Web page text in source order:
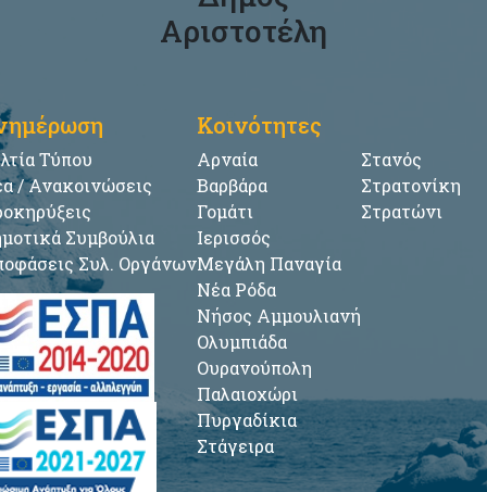
Αριστοτέλη
Τύπου
/ Ανακοινώσεις
Συμβούλια
Συλ. Οργάνων
Κοινότητες
Αρναία
Βαρβάρα
Γομάτι
Ιερισσός
Μεγάλη Παναγία
Νέα Ρόδα
Νήσος Αμμουλιανή
Ολυμπιάδα
Ουρανούπολη
Παλαιοχώρι
Πυργαδίκια
Στάγειρα
Στανός
Στρατονίκη
Στρατώνι